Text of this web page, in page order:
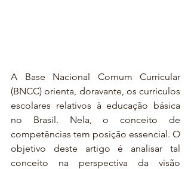
A Base Nacional Comum Curricular
(BNCC) orienta, doravante, os currículos
escolares relativos à educação básica
no Brasil. Nela, o conceito de
competências tem posição essencial. O
objetivo deste artigo é analisar tal
conceito na perspectiva da visão